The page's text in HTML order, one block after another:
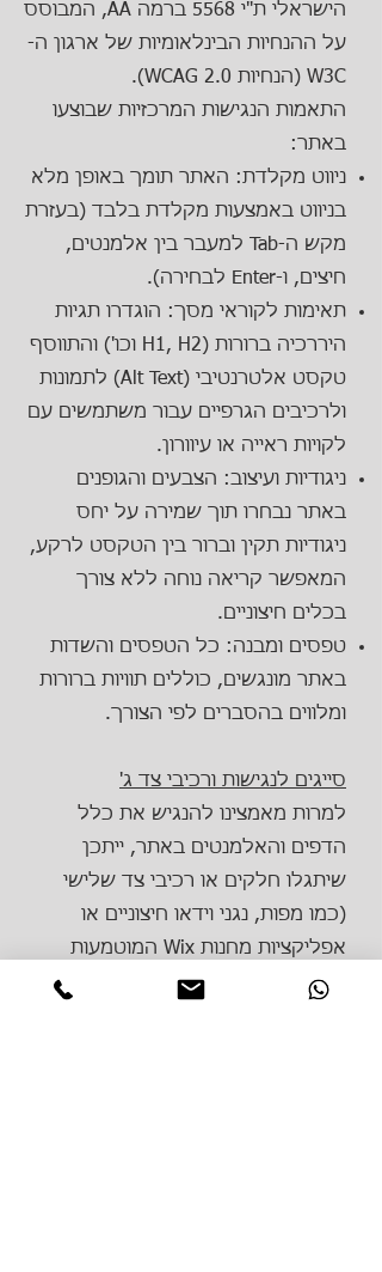
הישראלי ת"י 5568 ברמה AA, המבוסס
על ההנחיות הבינלאומיות של ארגון ה-
W3C (הנחיות WCAG 2.0).
התאמות הנגישות המרכזיות שבוצעו
באתר:
ניווט מקלדת: האתר תומך באופן מלא
בניווט באמצעות מקלדת בלבד (בעזרת
מקש ה-Tab למעבר בין אלמנטים,
חיצים, ו-Enter לבחירה).
תאימות לקוראי מסך: הוגדרו תגיות
היררכיה ברורות (H1, H2 וכו') והתווסף
טקסט אלטרנטיבי (Alt Text) לתמונות
ולרכיבים הגרפיים עבור משתמשים עם
לקויות ראייה או עיוורון.
ניגודיות ועיצוב: הצבעים והגופנים
באתר נבחרו תוך שמירה על יחס
ניגודיות תקין וברור בין הטקסט לרקע,
המאפשר קריאה נוחה ללא צורך
בכלים חיצוניים.
טפסים ומבנה: כל הטפסים והשדות
באתר מונגשים, כוללים תוויות ברורות
ומלווים בהסברים לפי הצורך.
סייגים לנגישות ורכיבי צד ג'
למרות מאמצינו להנגיש את כלל
הדפים והאלמנטים באתר, ייתכן
שיתגלו חלקים או רכיבי צד שלישי
(כמו מפות, נגני וידאו חיצוניים או
אפליקציות מחנות Wix המוטמעות
באתר) אשר טרם הונגשו במלואם או